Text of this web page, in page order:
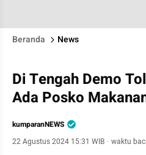
Beranda News
Di Tengah Demo
Ada Posko
kumparanNEWS
22 Agustus 2024 15:31 WIB · waktu